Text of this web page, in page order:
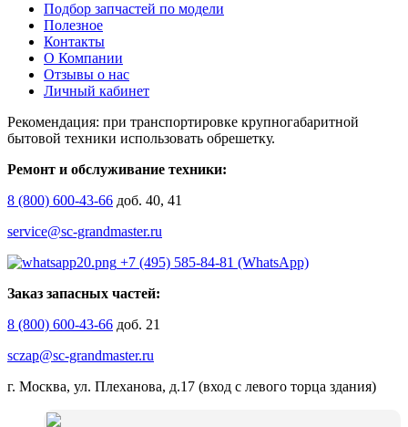
Подбор запчастей по модели
Полезное
Контакты
О Компании
Отзывы о нас
Личный кабинет
Рекомендация: при транспортировке крупногабаритной
бытовой техники использовать обрешетку.
Ремонт и обслуживание техники:
8 (800) 600-43-66 доб. 40, 41
service@sc-grandmaster.ru
+7 (495) 585-84-81 (WhatsApp)
Заказ запасных частей:
8 (800) 600-43-66 доб. 21
sczap@sc-grandmaster.ru
г. Москва, ул. Плеханова, д.17 (вход с левого торца здания)